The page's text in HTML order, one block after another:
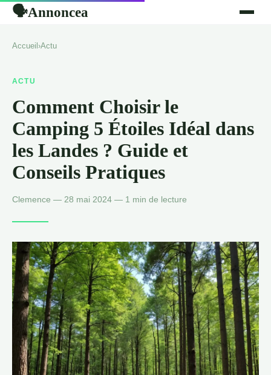
🗣Annoncea
Accueil ›Actu
ACTU
Comment Choisir le
Camping 5 Étoiles Idéal dans
les Landes ? Guide et
Conseils Pratiques
Clemence — 28 mai 2024 — 1 min de lecture